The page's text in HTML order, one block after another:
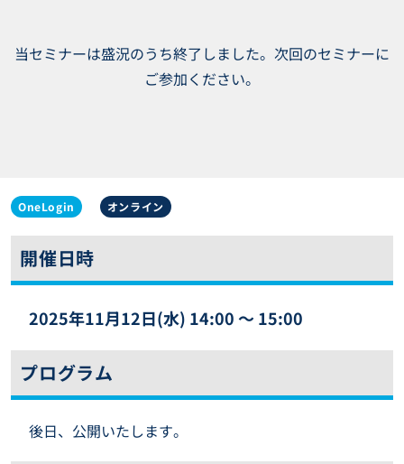
当セミナーは盛況のうち終了しました。次回のセミナーに
ご参加ください。
OneLogin オンライン
開催日時
2025年11月12日(水) 14:00 〜 15:00
プログラム
後日、公開いたします。